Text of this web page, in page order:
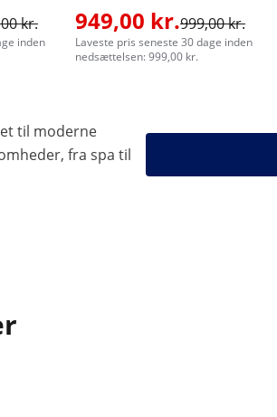
kr.
inden
949,00 kr.999,00 kr.
Laveste pris seneste 30 dage inden
nedsættelsen: 999,00 kr.
til moderne
fra spa til